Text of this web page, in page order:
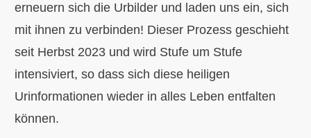
erneuern sich die Urbilder und laden uns ein, sich
mit ihnen zu verbinden! Dieser Prozess geschieht
seit Herbst 2023 und wird Stufe um Stufe
intensiviert, so dass sich diese heiligen
Urinformationen wieder in alles Leben entfalten
können.